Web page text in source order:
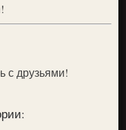
с друзьями!